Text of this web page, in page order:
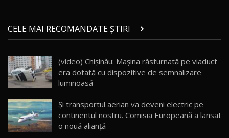
21
Micul BYD Dolphin Surf / Test Drive
AutoBlog.MD
16:59
22
Noua Mazda 6e / Test Drive AutoBlog.MD
26:59
23
Lynk & Co 01 / Test Drive AutoBlog.MD
25:19
CELE MAI RECOMANDATE ȘTIRI
(video) Chişinău: Maşina răsturnată pe viaduct
era dotată cu dispozitive de semnalizare
luminoasă
Şi transportul aerian va deveni electric pe
continentul nostru. Comisia Europeană a lansat
o nouă alianţă